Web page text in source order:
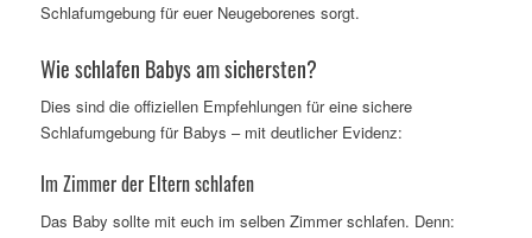
Schlafumgebung für euer Neugeborenes sorgt.
Wie schlafen Babys am sichersten?
Dies sind die offiziellen Empfehlungen für eine sichere
Schlafumgebung für Babys – mit deutlicher Evidenz:
Im Zimmer der Eltern schlafen
Das Baby sollte mit euch im selben Zimmer schlafen. Denn: